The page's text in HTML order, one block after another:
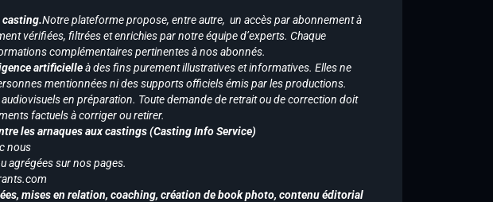
casting.Notre plateforme propose, entre autre, un accès par abonnement à
vérifiées, filtrées et enrichies par notre équipe d’experts. Chaque
complémentaires pertinentes à nos abonnés.
artificielleà des fins purement illustratives et informatives. Elles ne
mentionnées ni des supports officiels émis par les productions.
en préparation. Toute demande de retrait ou de correction doit
factuels à corriger ou retirer.
les arnaques aux castings (Casting Info Service)
nous
agrégées sur nos pages.
mises en relation, coaching, création de book photo, contenu éditorial